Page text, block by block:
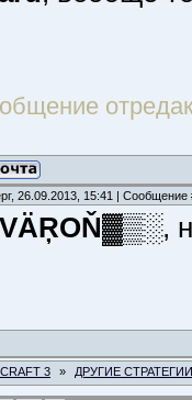
26.09.2013, 15:41 |
,
3 » ДРУГИЕ